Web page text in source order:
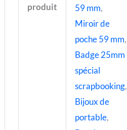
produit
59 mm,
Miroir de
poche 59 mm,
Badge 25mm
spécial
scrapbooking,
Bijoux de
portable,